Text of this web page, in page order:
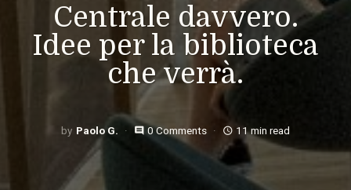
Centrale davvero.
Idee per la biblioteca
che verrà.
Paolo G. comment 0 Comments access_time 11 min read